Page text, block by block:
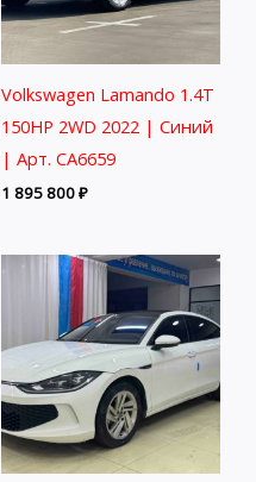
Volkswagen Lamando 1.4T
150HP 2WD 2022 | Синий
| Арт. CA6659
1 895 800₽